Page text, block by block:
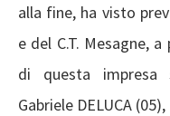
alla fine, ha visto
e del C.T. Mesagne,
di questa impresa
Gabriele DELUCA